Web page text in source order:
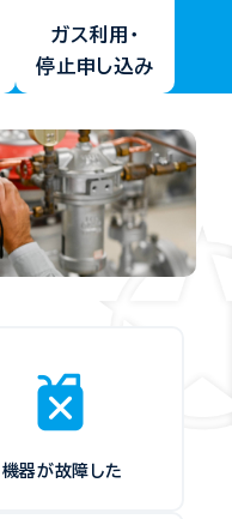
ガス利用・
停止申し込み
機器が故障した